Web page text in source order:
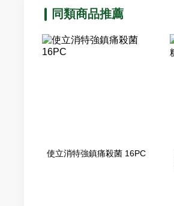
同類商品推薦
使立消特強鎮痛殺菌 16PC